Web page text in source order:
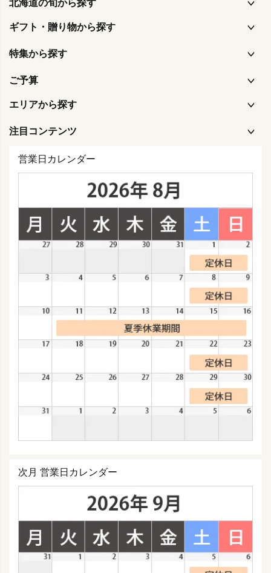
北海道の旬から探す
ギフト・贈り物から探す
特集から探す
ご予算
エリアから探す
注目コンテンツ
営業日カレンダー
次月 営業日カレンダー